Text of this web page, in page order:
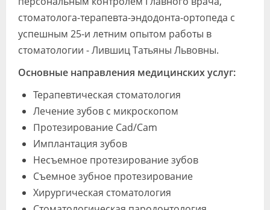
стоматолога-терапевта-эндодонта-ортопеда с
успешным 25-и летним опытом работы в
стоматологии - Лившиц Татьяны Львовны.
Основные направления медицинских услуг:
Терапевтическая стоматология
Лечение зубов с микроскопом
Протезирование Cad/Cam
Имплантация зубов
Несъемное протезирование зубов
Съемное зубное протезирование
Хирургическая стоматология